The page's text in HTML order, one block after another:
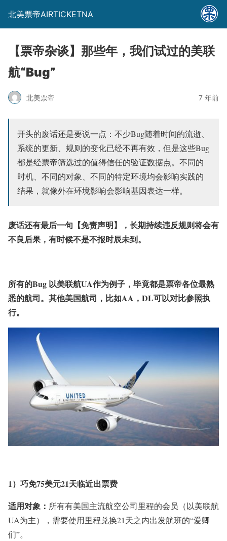
北美票帝AIRTICKETNA
【票帝杂谈】那些年，我们试过的美联
航“Bug”
北美票帝 7 年前
开头的废话还是要说一点：不少Bug随着时间的流逝、
系统的更新、规则的变化已经不再有效，但是这些Bug
都是经票帝筛选过的值得信任的验证数据点。不同的
时机、不同的对象、不同的特定环境均会影响实践的
结果，就像外在环境影响会影响基因表达一样。
废话还有最后一句【免责声明】，长期持续违反规则将会有
不良后果，有时候不是不报时辰未到。
所有的Bug 以美联航UA作为例子，毕竟都是票帝各位最熟
悉的航司。 其他美国航司，比如AA，DL可以对比参照执
行。
1）巧免75美元21天临近出票费
适用对象： 所有有美国主流航空公司里程的会员（以美联航
UA为主），需要使用里程兑换21天之内出发航班的“爱卿
们”。